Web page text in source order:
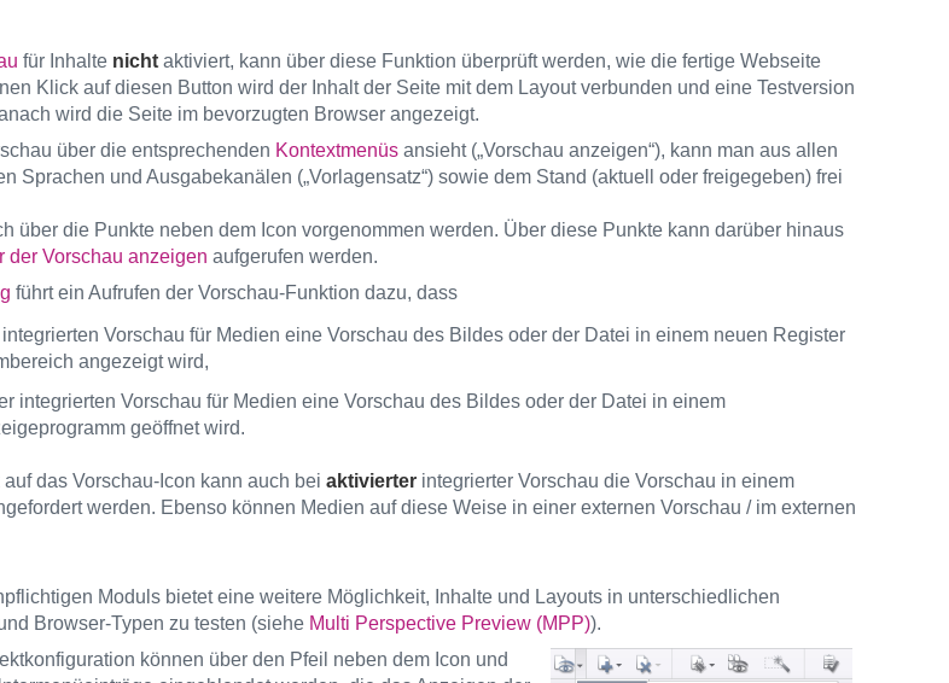
für Inhalte nichtaktiviert, kann über diese Funktion überprüft werden, wie die fertige Webseite
Klick auf diesen Button wird der Inhalt der Seite mit dem Layout verbunden und eine Testversion
wird die Seite im bevorzugten Browser angezeigt.
über die entsprechenden Kontextmenüsansieht („Vorschau anzeigen“), kann man aus allen
Sprachen und Ausgabekanälen („Vorlagensatz“) sowie dem Stand (aktuell oder freigegeben) frei
über die Punkte neben dem Icon vorgenommen werden. Über diese Punkte kann darüber hinaus
der Vorschau anzeigen aufgerufen werden.
führt ein Aufrufen der Vorschau-Funktion dazu, dass
Vorschau für Medien eine Vorschau des Bildes oder der Datei in einem neuen Register
angezeigt wird,
integrierten Vorschau für Medien eine Vorschau des Bildes oder der Datei in einem
geöffnet wird.
das Vorschau-Icon kann auch bei aktivierterintegrierter Vorschau die Vorschau in einem
werden. Ebenso können Medien auf diese Weise in einer externen Vorschau / im externen
Moduls bietet eine weitere Möglichkeit, Inhalte und Layouts in unterschiedlichen
Browser-Typen zu testen (siehe Multi Perspective Preview (MPP)).
können über den Pfeil neben dem Icon und